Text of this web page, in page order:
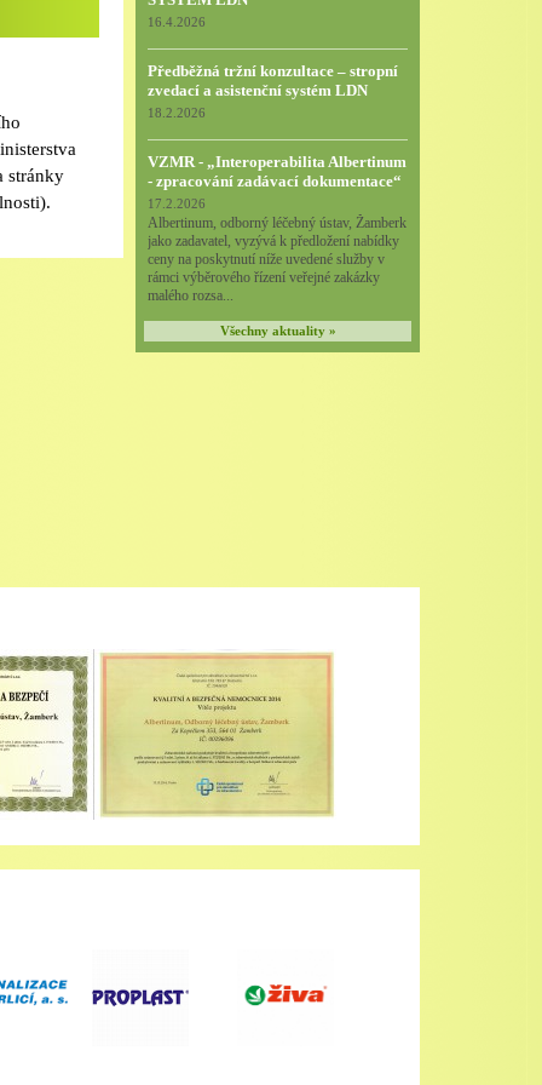
stránky
16.4.2026
Předběžná tržní konzultace – stropní
zvedací a asistenční systém LDN
18.2.2026
VZMR - „Interoperabilita Albertinum
- zpracování zadávací dokumentace“
17.2.2026
Albertinum, odborný léčebný ústav, Žamberk
jako zadavatel, vyzývá k předložení nabídky
ceny na poskytnutí níže uvedené služby v
rámci výběrového řízení veřejné zakázky
malého rozsa...
Všechny aktuality »